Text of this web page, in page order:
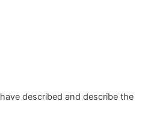
described and describe the